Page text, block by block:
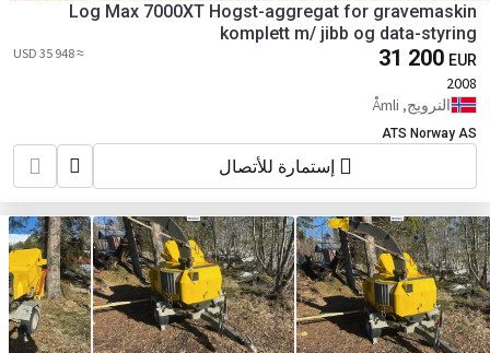
Log Max 7000XT Hogst-aggregat for gravemaskin
komplett m/ jibb og data-styring
31 200 EUR
≈ 35 948 USD
2008
النرويج, Åmli
ATS Norway AS
إستمارة للأتصال